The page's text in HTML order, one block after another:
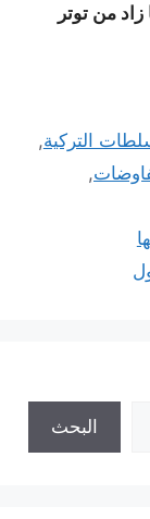
من توتر
التركية,
,
البحث